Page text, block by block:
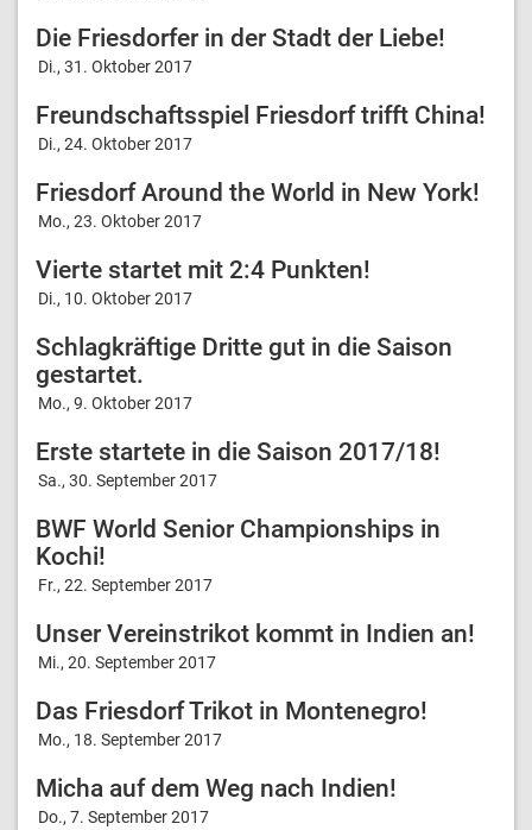
Die Friesdorfer in der Stadt der Liebe!
Di., 31. Oktober 2017
Freundschaftsspiel Friesdorf trifft China!
Di., 24. Oktober 2017
Friesdorf Around the World in New York!
Mo., 23. Oktober 2017
Vierte startet mit 2:4 Punkten!
Di., 10. Oktober 2017
Schlagkräftige Dritte gut in die Saison
gestartet.
Mo., 9. Oktober 2017
Erste startete in die Saison 2017/18!
Sa., 30. September 2017
BWF World Senior Championships in
Kochi!
Fr., 22. September 2017
Unser Vereinstrikot kommt in Indien an!
Mi., 20. September 2017
Das Friesdorf Trikot in Montenegro!
Mo., 18. September 2017
Micha auf dem Weg nach Indien!
Do., 7. September 2017